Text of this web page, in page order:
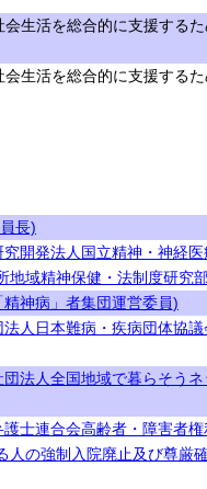
生活を総合的に支援する
生活を総合的に支援する
長)
開発法人国立精神・神経医
地域精神保健・法制度研究
神病」者集団運営委員)
人日本難病・疾病団体協議
法人全国地域で暮らそうネ
士連合会高齢者・障害者権
人の強制入院廃止及び尊厳